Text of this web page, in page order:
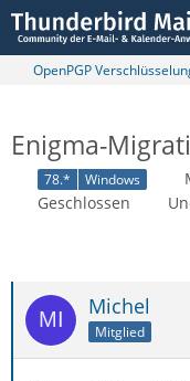
OpenPGP
Enigma-
78.* Windows
Geschlossen
Michel
Mitglied